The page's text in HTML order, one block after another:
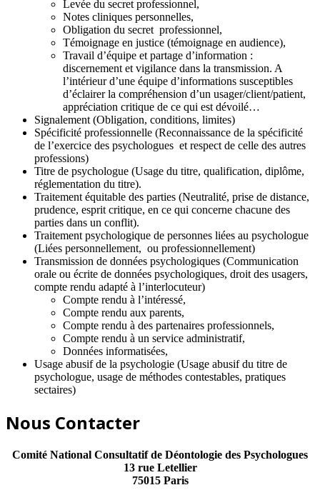
Levée du secret professionnel,
Notes cliniques personnelles,
Obligation du secret professionnel,
Témoignage en justice (témoignage en audience),
Travail d’équipe et partage d’information :
discernement et vigilance dans la transmission. A
l’intérieur d’une équipe d’informations susceptibles
d’éclairer la compréhension d’un usager/client/patient,
appréciation critique de ce qui est dévoilé…
Signalement (Obligation, conditions, limites)
Spécificité professionnelle (Reconnaissance de la spécificité
de l’exercice des psychologues et respect de celle des autres
professions)
Titre de psychologue (Usage du titre, qualification, diplôme,
réglementation du titre).
Traitement équitable des parties (Neutralité, prise de distance,
prudence, esprit critique, en ce qui concerne chacune des
parties dans un conflit).
Traitement psychologique de personnes liées au psychologue
(Liées personnellement, ou professionnellement)
Transmission de données psychologiques (Communication
orale ou écrite de données psychologiques, droit des usagers,
compte rendu adapté à l’interlocuteur)
Compte rendu à l’intéressé,
Compte rendu aux parents,
Compte rendu à des partenaires professionnels,
Compte rendu à un service administratif,
Données informatisées,
Usage abusif de la psychologie (Usage abusif du titre de
psychologue, usage de méthodes contestables, pratiques
sectaires)
Nous Contacter
Comité National Consultatif de Déontologie des Psychologues
13 rue Letellier
75015 Paris